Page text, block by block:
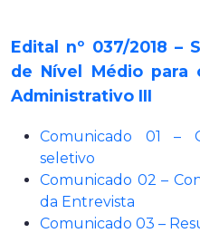
Edital nº 037/2018 –
de Nível Médio para
Administrativo III
Comunicado 01 –
seletivo
Comunicado 02 –
da Entrevista
Comunicado 03 –